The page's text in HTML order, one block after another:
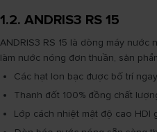
1.2. ANDRIS3 RS 15
ANDRIS3 RS 15 là dòng máy
làm nước nóng đơn thuần, sản
Các hạt Ion bạc được bố trí
Thanh đốt 100% đồng chất
Lớp cách nhiệt mật độ cao